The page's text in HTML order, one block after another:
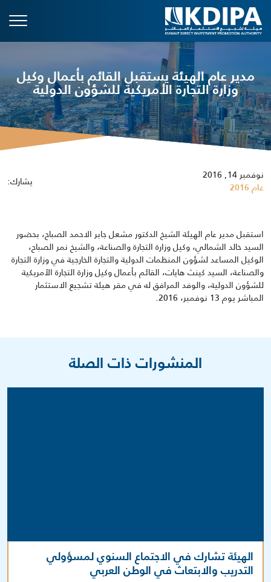
مدير عام الهيئة يستقبل القائم بأعمال وكيل
وزارة التجارة الأمريكية للشؤون الدولية
نوفمبر 14, 2016
عام 2016 يشارك:
استقبل مدير عام الهيئة الشيخ الدكتور مشعل جابر الاحمد الصباح، بحضور
السيد خالد الشمالي، وكيل وزارة التجارة والصناعة، والشيخ نمر الصباح،
الوكيل المساعد لشؤون المنظمات الدولية والتجارة الخارجية في وزارة التجارة
والصناعة، السيد كينث هايات، القائم بأعمال وكيل وزارة التجارة الأمريكية
للشؤون الدولية، والوفد المرافق له في مقر هيئة تشجيع الاستثمار
المباشر يوم 13 نوفمبر، 2016.
المنشورات ذات الصلة
الهيئة تشارك في الاجتماع السنوي لمسؤولي
التدريب والابتعاث في الوطن العربي